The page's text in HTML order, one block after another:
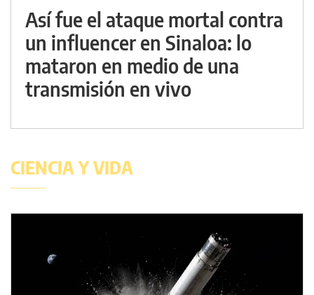
Así fue el ataque mortal contra
un influencer en Sinaloa: lo
mataron en medio de una
transmisión en vivo
CIENCIA Y VIDA